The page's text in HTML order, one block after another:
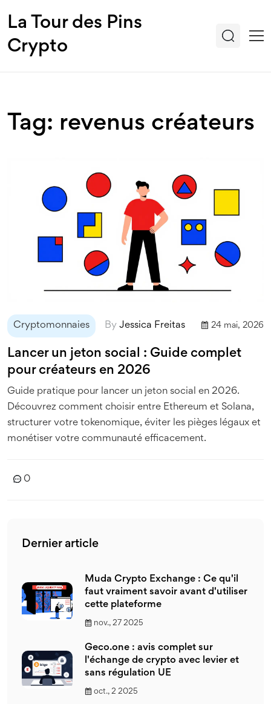
La Tour des Pins
Crypto
Tag: revenus créateurs
Cryptomonnaies By Jessica Freitas 24 mai, 2026
Lancer un jeton social : Guide complet
pour créateurs en 2026
Guide pratique pour lancer un jeton social en 2026.
Découvrez comment choisir entre Ethereum et Solana,
structurer votre tokenomique, éviter les pièges légaux et
monétiser votre communauté efficacement.
0
Dernier article
Muda Crypto Exchange : Ce qu'il
faut vraiment savoir avant d'utiliser
cette plateforme
nov., 27 2025
Geco.one : avis complet sur
l'échange de crypto avec levier et
sans régulation UE
oct., 2 2025